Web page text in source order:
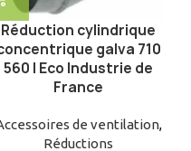
Réduction cylindrique
galva 710
560 | Eco Industrie de
France
de ventilation,
Réductions